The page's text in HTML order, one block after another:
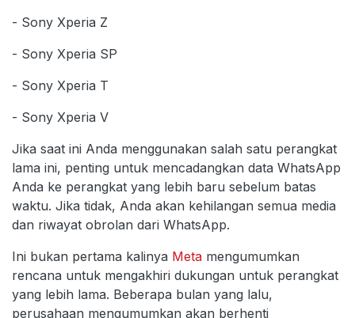
- Sony Xperia Z
- Sony Xperia SP
- Sony Xperia T
- Sony Xperia V
Jika saat ini Anda menggunakan salah satu perangkat
lama ini, penting untuk mencadangkan data WhatsApp
Anda ke perangkat yang lebih baru sebelum batas
waktu. Jika tidak, Anda akan kehilangan semua media
dan riwayat obrolan dari WhatsApp.
Ini bukan pertama kalinya Meta mengumumkan
rencana untuk mengakhiri dukungan untuk perangkat
yang lebih lama. Beberapa bulan yang lalu,
perusahaan mengumumkan akan berhenti